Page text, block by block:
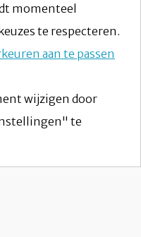
momenteel
te respecteren.
aan te passen
wijzigen door
te